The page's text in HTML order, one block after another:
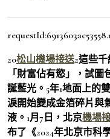
20松山機場接送2這些
「財富佔有慾」，試
誕藍光。5年1地面上的
淚開始變成金箔碎片與
液。1月7日，北京機場
布了《2024年北京市科